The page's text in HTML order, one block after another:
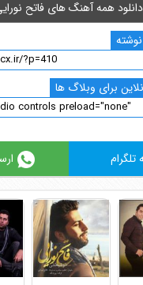
دانلود همه آهنگ های فاتح
برای وبلاگ ها
تلگرام